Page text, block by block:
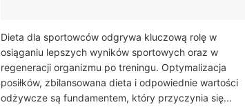
Dieta dla sportowców odgrywa kluczową rolę w
osiąganiu lepszych wyników sportowych oraz w
regeneracji organizmu po treningu. Optymalizacja
posiłków, zbilansowana dieta i odpowiednie wartości
odżywcze są fundamentem, który przyczynia się...